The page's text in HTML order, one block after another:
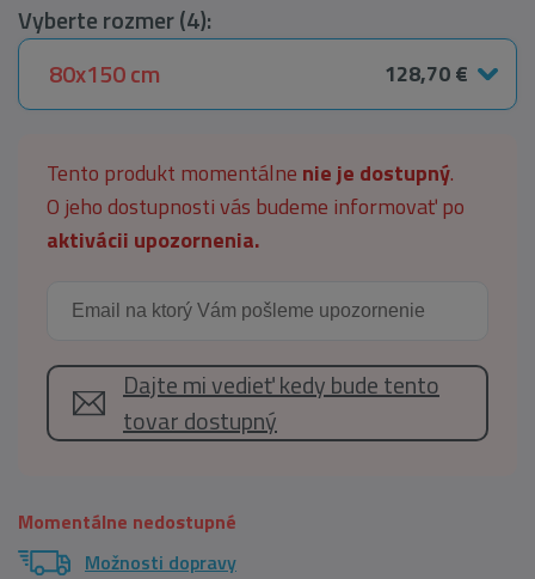
Vyberte rozmer (4):
80x150 cm
128,70 €
Tento produkt momentálne nie je dostupný.
O jeho dostupnosti vás budeme informovať po
aktivácii upozornenia.
Dajte mi vedieť kedy bude tento
tovar dostupný
Momentálne nedostupné
Možnosti dopravy